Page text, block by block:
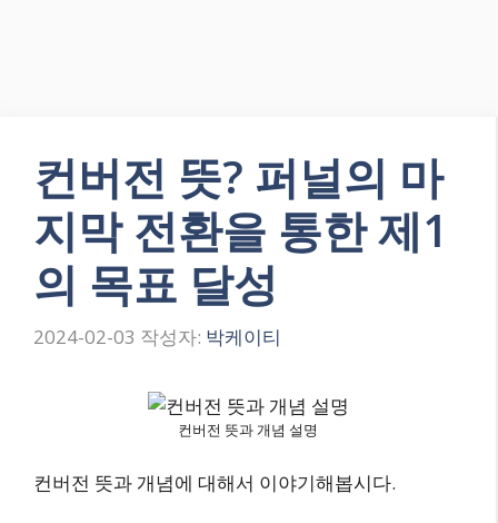
컨버전 뜻? 퍼널의 마
지막 전환을 통한 제1
의 목표 달성
2024-02-03 작성자: 박케이티
컨버전 뜻과 개념 설명
컨버전 뜻과 개념에 대해서 이야기해봅시다.